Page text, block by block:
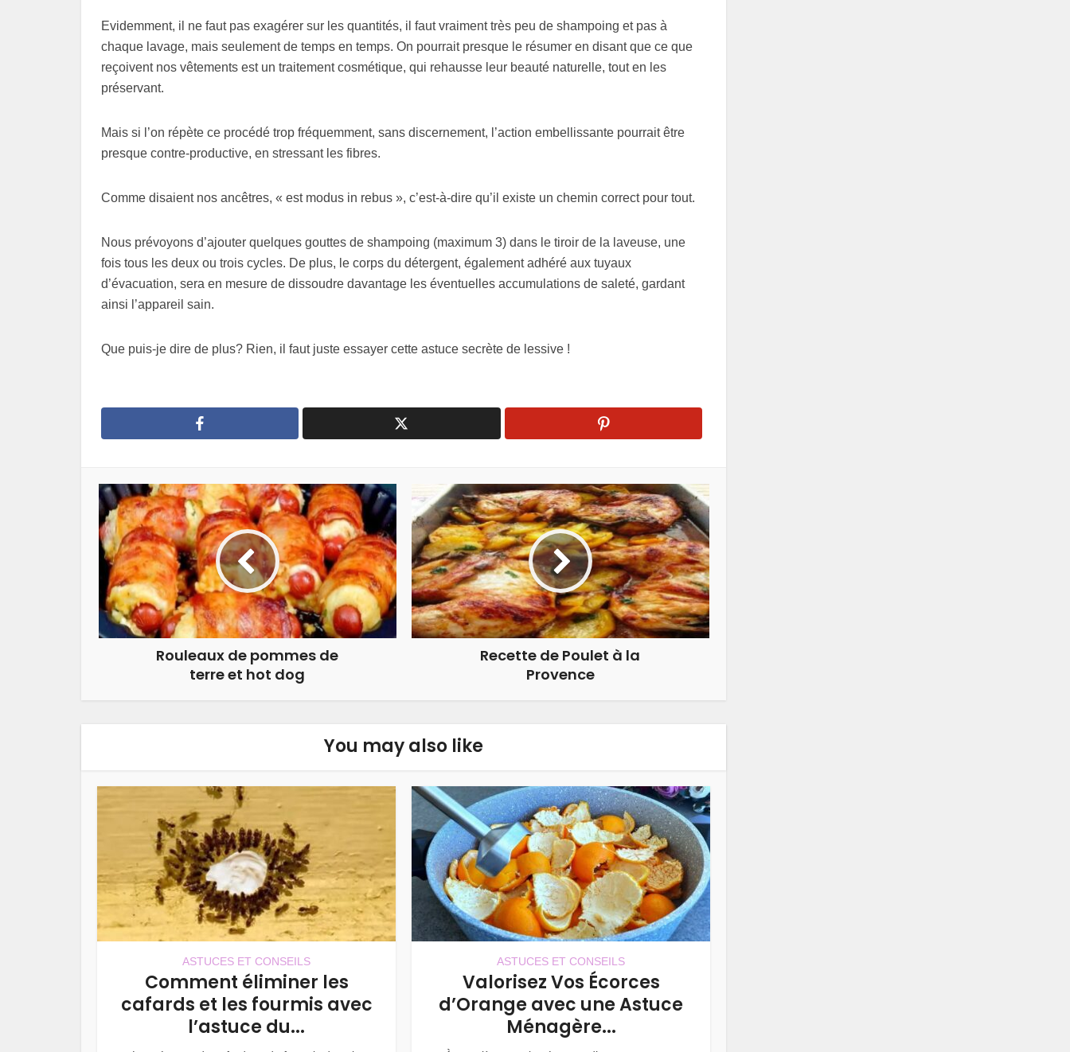
Evidemment, il ne faut pas exagérer sur les quantités, il faut vraiment très peu de shampoing et pas à
chaque lavage, mais seulement de temps en temps. On pourrait presque le résumer en disant que ce que
reçoivent nos vêtements est un traitement cosmétique, qui rehausse leur beauté naturelle, tout en les
préservant.
Mais si l’on répète ce procédé trop fréquemment, sans discernement, l’action embellissante pourrait être
presque contre-productive, en stressant les fibres.
Comme disaient nos ancêtres, « est modus in rebus », c’est-à-dire qu’il existe un chemin correct pour tout.
Nous prévoyons d’ajouter quelques gouttes de shampoing (maximum 3) dans le tiroir de la laveuse, une
fois tous les deux ou trois cycles. De plus, le corps du détergent, également adhéré aux tuyaux
d’évacuation, sera en mesure de dissoudre davantage les éventuelles accumulations de saleté, gardant
ainsi l’appareil sain.
Que puis-je dire de plus? Rien, il faut juste essayer cette astuce secrète de lessive !
Rouleaux de pommes de
terre et hot dog
Recette de Poulet à la
Provence
You may also like
ASTUCES ET CONSEILS
Comment éliminer les
cafards et les fourmis avec
l’astuce du...
ASTUCES ET CONSEILS
Valorisez Vos Écorces
d’Orange avec une Astuce
Ménagère...